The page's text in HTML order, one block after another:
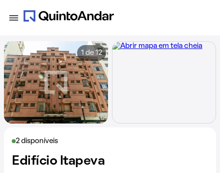
2 disponíveis
Edifício Itapeva
1 de 12